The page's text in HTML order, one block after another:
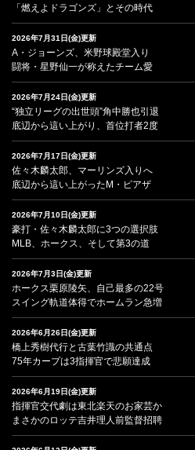
「燃えよドラゴンズ」とその時代
2026年7月31日(金)更新
A・ジョーンズ、米野球殿堂入り
闘将・星野仙一が称えたチーム愛
2026年7月24日(金)更新
“独立リーグの出世頭”角中勝也引退
底辺から這い上がり、首位打者2度
2026年7月17日(金)更新
佐々木麟太郎、マーリンズ入りへ
底辺から這い上がったM・ピアザ
2026年7月10日(金)更新
豪打・佐々木麟太郎に3つの選択肢
MLB、ホークス、そして第3の道
2026年7月3日(金)更新
ホークス栗原陵矢、自己最多の22号
スイング軌道体得でホームラン急増
2026年6月26日(金)更新
橋上秀樹代行と古葉竹識の共通点
75年カープは3指揮官で悲願達成
2026年6月19日(金)更新
指揮官交代劇は東北楽天のお家芸か
まさかのロッテ吉井理人前監督招聘